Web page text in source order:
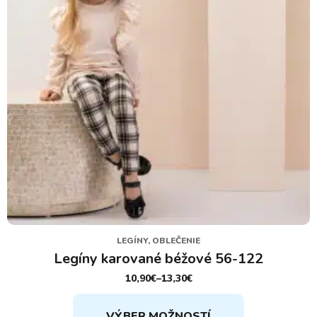
na
stránke
produktu.
LEGÍNY, OBLEČENIE
Legíny karované béžové 56-122
10,90€–13,30€
PRICE
RANGE:
Tento